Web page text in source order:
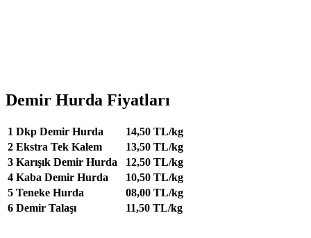
Demir Hurda Fiyatları
1 Dkp Demir Hurda
14,50 TL/kg
2 Ekstra Tek Kalem
13,50 TL/kg
3 Karışık Demir Hurda
12,50 TL/kg
4 Kaba Demir Hurda
10,50 TL/kg
5 Teneke Hurda
08,00 TL/kg
6 Demir Talaşı 11,50 TL/kg